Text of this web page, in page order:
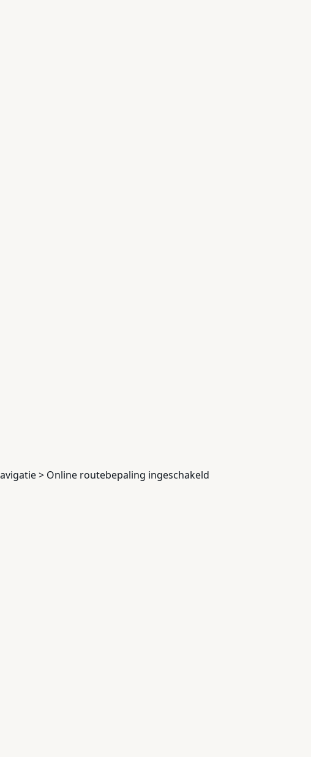
> Online routebepaling ingeschakeld